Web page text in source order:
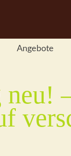
Angebote
neu!